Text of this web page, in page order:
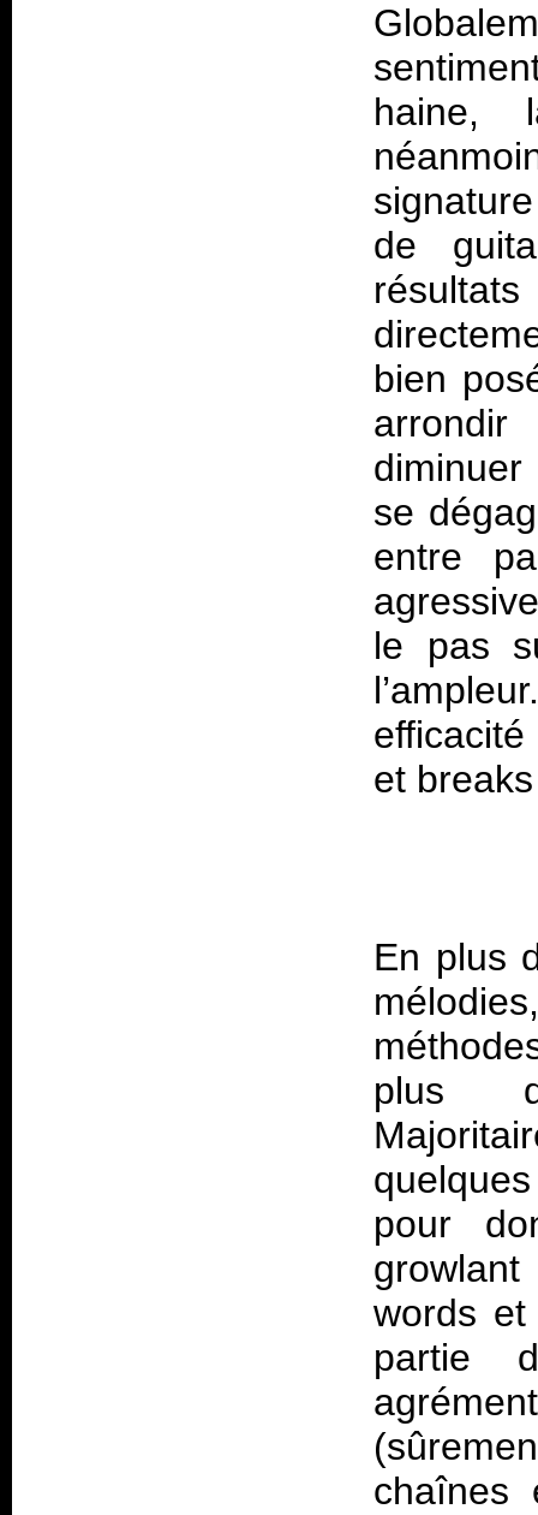
haine,
de
résultats
bien
diminuer
se
entre
le pas
En plus
plus
pour
words et
partie
chaînes